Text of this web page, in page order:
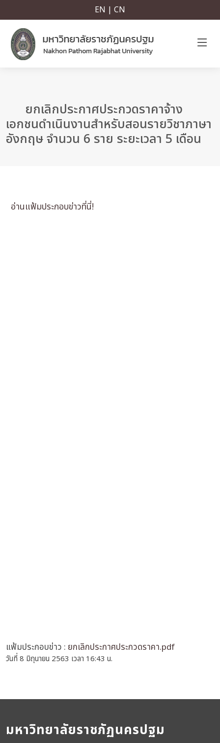
EN | CN
ยกเลิกประกาศประกวดราคาจ้าง
เอกชนดำเนินงานสำหรับสอนรายวิชาภาษา
อังกฤษ จำนวน 6 ราย ระยะเวลา 5 เดือน
อ่านแฟ้มประกอบข่าวที่นี่!
แฟ้มประกอบข่าว : ยกเลิกประกาศประกวดราคา.pdf
วันที่ 8 มิถุนายน 2563 เวลา 16:43 น.
มหาวิทยาลัยราชภัฏนครปฐม